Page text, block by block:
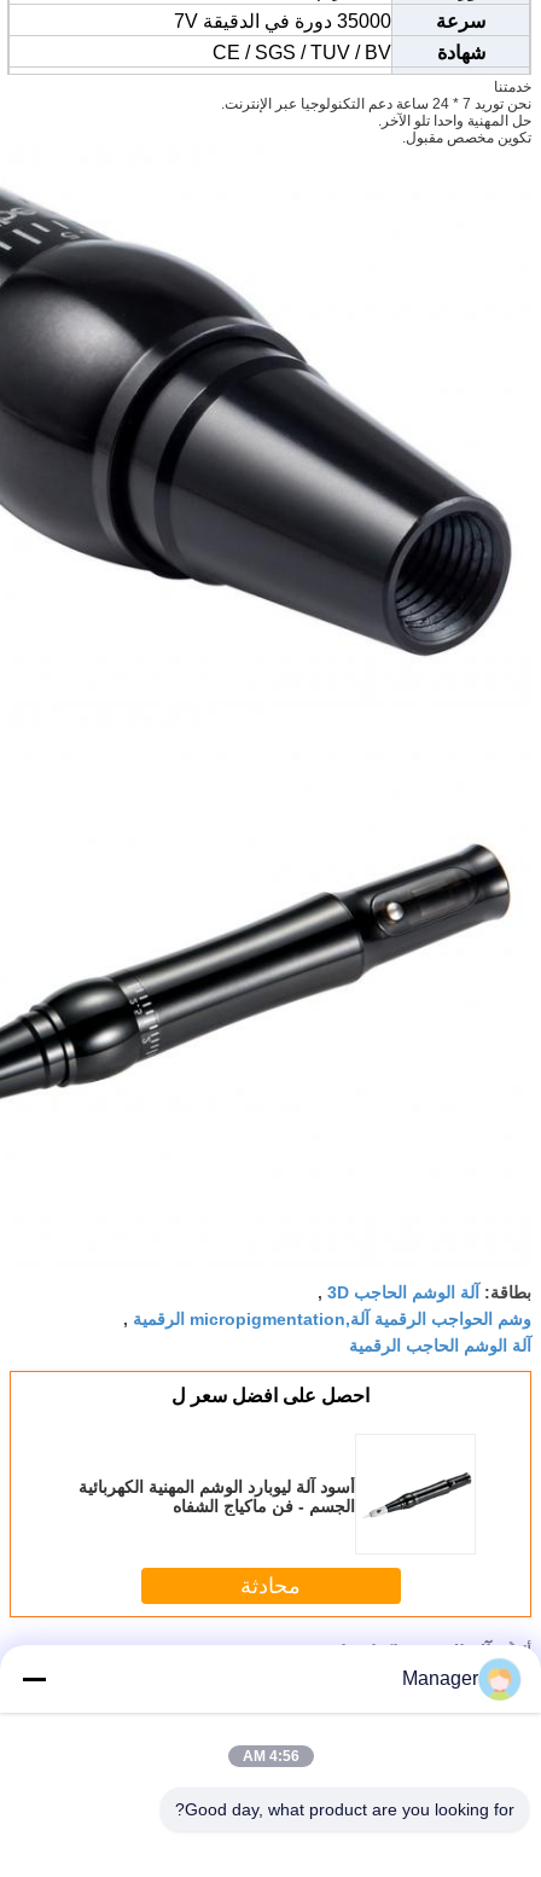
سرعة
35000 دورة في الدقيقة 7V
شهادة
CE / SGS / TUV / BV
موك
أقلام 20
مواصفات الإبرة
خدمتنا
نحن توريد 7 * 24 ساعة دعم التكنولوجيا عبر الإنترنت.
حل المهنية واحدا تلو الآخر.
تكوين مخصص مقبول.
بطاقة: آلة الوشم الحاجب 3D
,
وشم الحواجب الرقمية آلة,micropigmentation الرقمية
,
آلة الوشم الحاجب الرقمية
احصل على افضل سعر ل
أسود آلة ليوبارد الوشم المهنية الكهربائية
الجسم - فن ماكياج الشفاه
محادثة
أكثر
Manager
4:56 AM
Good day, what product are you looking for?